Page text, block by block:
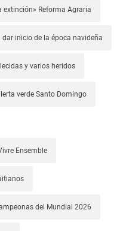
Reforma Agraria
inicio de la época navideña
y varios heridos
verde Santo Domingo
Ensemble
del Mundial 2026